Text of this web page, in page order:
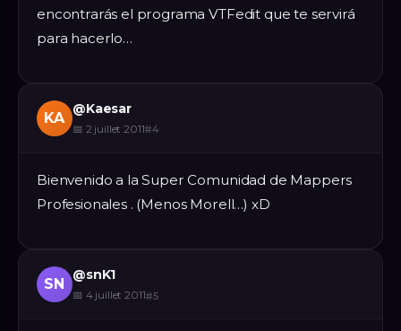
encontrarás el programa VTFedit que te servirá
para hacerlo…
KA
@Kaesar
📅 2 juillet 2011#4
Bienvenido a la Super Comunidad de Mappers
Profesionales . (Menos Morell…) xD
SN
@snK1
📅 4 juillet 2011#5